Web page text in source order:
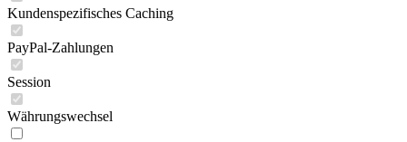
Kundenspezifisches Caching
PayPal-Zahlungen
Session
Währungswechsel